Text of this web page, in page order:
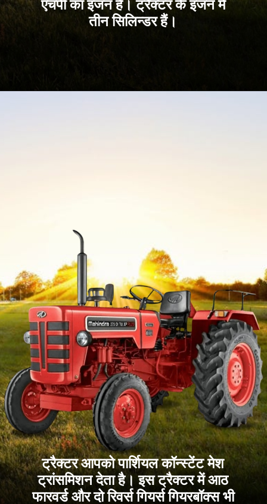
एचपी का इंजन है। ट्रैक्टर के इंजन में
तीन सिलिन्डर हैं।
ट्रैक्टर आपको पार्शियल कॉन्स्टेंट मेश
ट्रांसमिशन देता है। इस ट्रैक्टर में आठ
फारवर्ड और दो रिवर्स गियर्स गियरबॉक्स भी